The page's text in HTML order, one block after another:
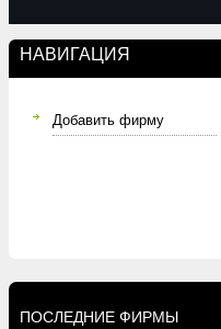
НАВИГАЦИЯ
Добавить фирму
ПОСЛЕДНИЕ ФИРМЫ